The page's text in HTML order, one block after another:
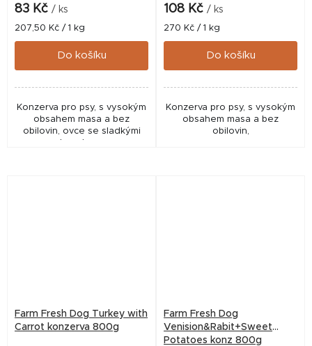
83 Kč / ks
Měrná
cena:
207,50 Kč / 1 kg
Do košíku
Konzerva pro psy, s vysokým
obsahem masa a bez
obilovin, ovce se sladkými
108 Kč / ks
Měrná
cena:
270 Kč / 1 kg
Do košíku
Konzerva pro psy, s vysokým
obsahem masa a bez
obilovin,
Farm Fresh Dog Turkey with
Carrot konzerva 800g
Farm Fresh Dog
Venision&Rabit+Sweet
Potatoes konz 800g